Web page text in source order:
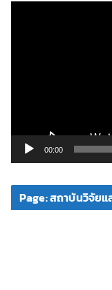
ดี
โ
00:00
Page: สถาบันวิจัย